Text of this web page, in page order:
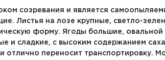
созревания и является
Листья на лозе крупные, светло-
форму. Ягоды большие,
и сладкие, с высоким содержанием
отлично переносит транспортировку.